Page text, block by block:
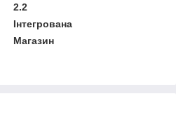
2.2
Інтегрована
Магазин